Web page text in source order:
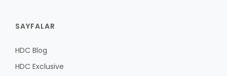
SAYFALAR
HDC Blog
HDC Exclusive